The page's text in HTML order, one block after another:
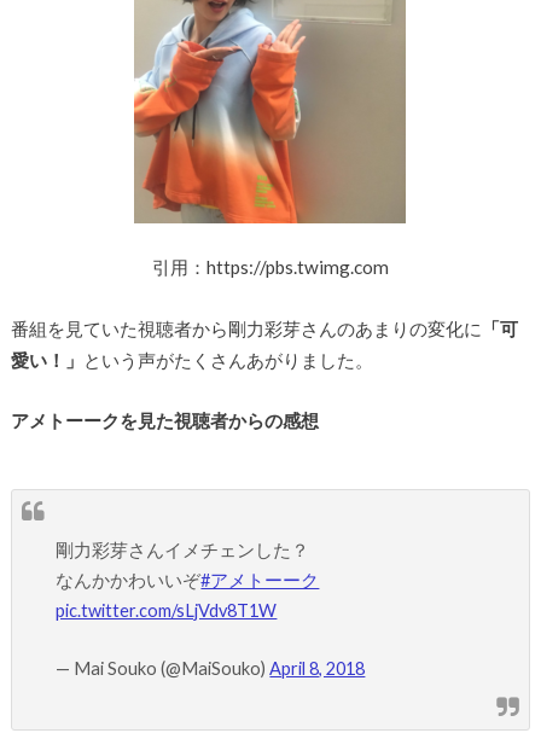
引用：https://pbs.twimg.com
番組を見ていた視聴者から剛力彩芽さんのあまりの変化に
「可
愛い！」 という声がたくさんあがりました。
アメトーークを見た視聴者からの感想
剛力彩芽さんイメチェンした？
なんかかわいいぞ#アメトーーク
pic.twitter.com/sLjVdv8T1W
— Mai Souko (@MaiSouko)April 8, 2018